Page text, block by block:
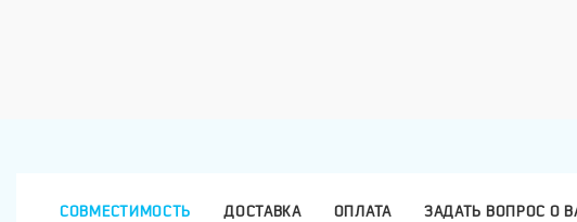
СОВМЕСТИМОСТЬ ДОСТАВКА ОПЛАТА ЗАДАТЬ ВОПРОС О